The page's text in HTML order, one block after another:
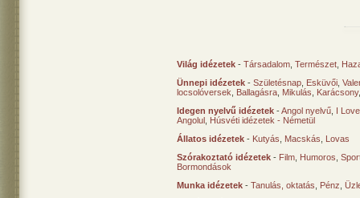
Világ idézetek - Társadalom Természet
Ünnepi idézetek - Születésnap Esküvői
locsolóversek
Ballagásra Mikulás Karácsony
Idegen nyelvű idézetek -Angol nyelvű I
Angolul Húsvéti idézetek - Németül
Állatos idézetek - Kutyás Macskás
Lovas
Szórakoztató idézetek - Film Humoros
Bormondások
Munka idézetek - Tanulás, oktatás Pénz